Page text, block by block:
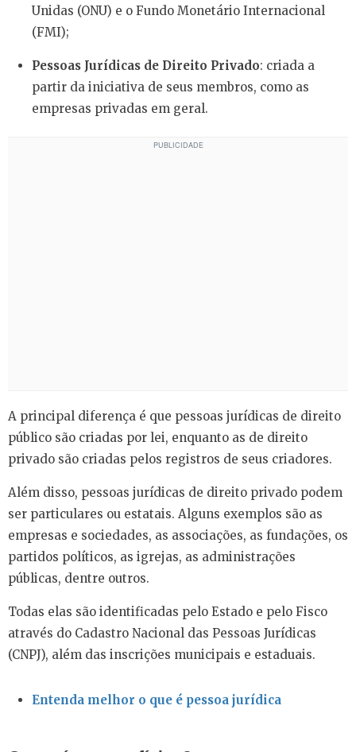
Unidas (ONU) e o Fundo Monetário Internacional
(FMI);
Pessoas Jurídicas de Direito Privado: criada a
partir da iniciativa de seus membros, como as
empresas privadas em geral.
A principal diferença é que pessoas jurídicas de direito
público são criadas por lei, enquanto as de direito
privado são criadas pelos registros de seus criadores.
Além disso, pessoas jurídicas de direito privado podem
ser particulares ou estatais. Alguns exemplos são as
empresas e sociedades, as associações, as fundações, os
partidos políticos, as igrejas, as administrações
públicas, dentre outros.
Todas elas são identificadas pelo Estado e pelo Fisco
através do Cadastro Nacional das Pessoas Jurídicas
(CNPJ), além das inscrições municipais e estaduais.
Entenda melhor o que é pessoa jurídica